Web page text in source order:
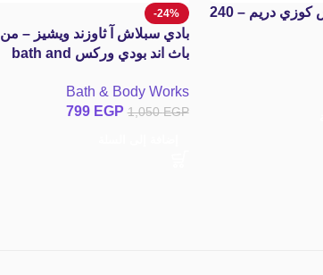
ايفا بادي سبلاش كوزي دريم – 240
-24%
بادي سبلاش آ ثاوزند ويشيز – من
باث اند بودي وركس bath and
Wishes Fine Fragrance Mist
Bath & Body Works
1,050EGP
799 EGP